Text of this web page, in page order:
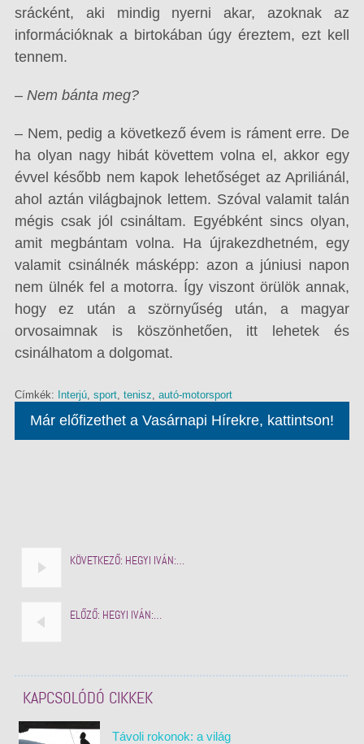
srácként, aki mindig nyerni akar, azoknak az
információknak a birtokában úgy éreztem, ezt kell
tennem.
– Nem bánta meg?
– Nem, pedig a következő évem is ráment erre. De
ha olyan nagy hibát követtem volna el, akkor egy
évvel később nem kapok lehetőséget az Apriliánál,
ahol aztán világbajnok lettem. Szóval valamit talán
mégis csak jól csináltam. Egyébként sincs olyan,
amit megbántam volna. Ha újrakezdhetném, egy
valamit csinálnék másképp: azon a júniusi napon
nem ülnék fel a motorra. Így viszont örülök annak,
hogy ez után a szörnyűség után, a magyar
orvosaimnak is köszönhetően, itt lehetek és
csinálhatom a dolgomat.
Címkék: Interjú, sport, tenisz, autó-motorsport
Már előfizethet a Vasárnapi Hírekre, kattintson!
KÖVETKEZŐ: HEGYI IVÁN:…
ELŐZŐ: HEGYI IVÁN:…
KAPCSOLÓDÓ CIKKEK
Távoli rokonok: a világ